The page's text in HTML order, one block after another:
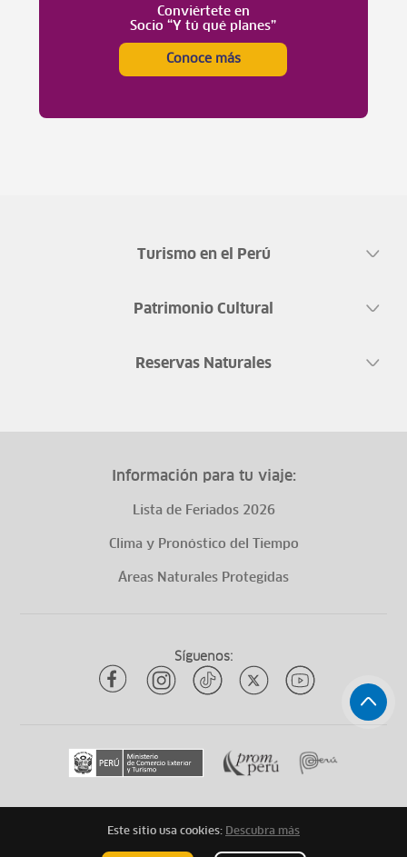
Conviértete en
Socio “Y tú qué planes”
Conoce más
Turismo en el Perú
Patrimonio Cultural
Reservas Naturales
Información para tu viaje:
Lista de Feriados 2026
Clima y Pronóstico del Tiempo
Áreas Naturales Protegidas
Síguenos:
Todos los derechos reservadosytuqueplanes 2026
Este sitio usa cookies: Descubra más